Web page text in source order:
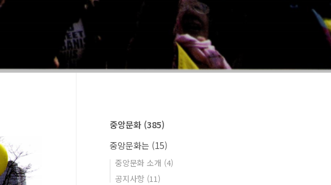
중앙문화 (385)
중앙문화는 (15)
중앙문화 소개 (4)
공지사항 (11)